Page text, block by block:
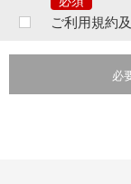
なお、提出いただい
はございません。た
あらかじめ、本人に
とき。本人ならびに
ご利用規約
必